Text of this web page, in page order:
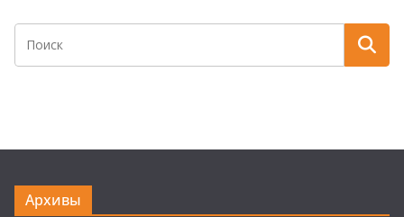
Архивы